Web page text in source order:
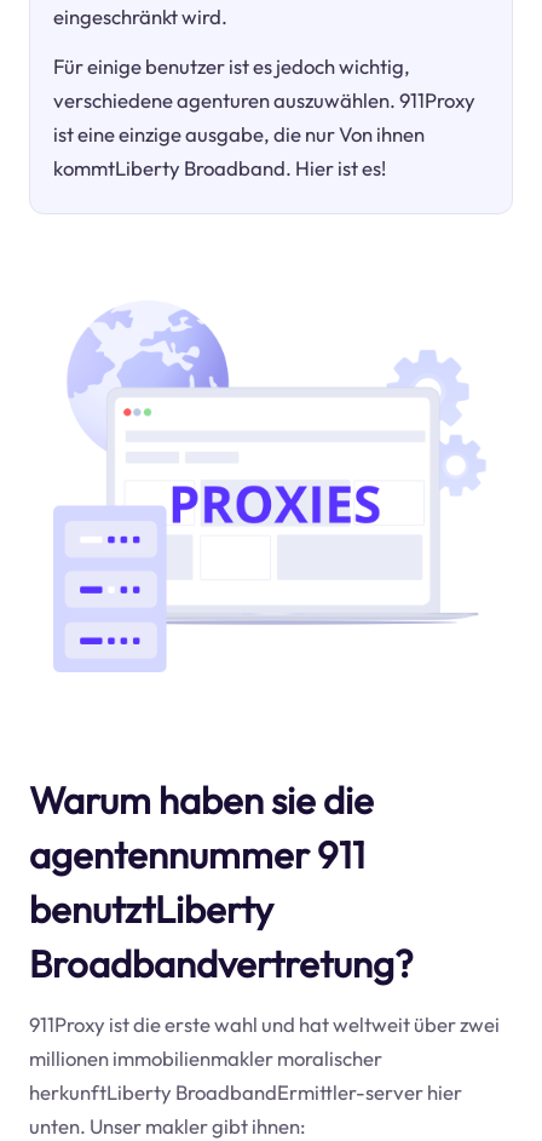
eingeschränkt wird.
Für einige benutzer ist es jedoch wichtig,
verschiedene agenturen auszuwählen. 911Proxy
ist eine einzige ausgabe, die nur Von ihnen
kommtLiberty Broadband. Hier ist es!
Warum haben sie die
agentennummer 911
benutztLiberty
Broadbandvertretung?
911Proxy ist die erste wahl und hat weltweit über zwei
millionen immobilienmakler moralischer
herkunftLiberty BroadbandErmittler-server hier
unten. Unser makler gibt ihnen: